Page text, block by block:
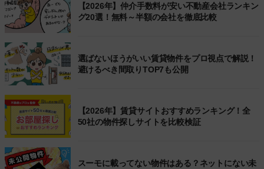
【2026年】仲介手数料が安い不動産会社ランキン
グ20選！無料～半額の会社を徹底比較
選ばないほうがいい賃貸物件をプロ視点で解説！
避けるべき間取りTOP7も公開
【2026年】賃貸サイトおすすめランキング！全
50社の物件探しサイトを比較検証
スーモに載ってない物件はある？ネットにない未